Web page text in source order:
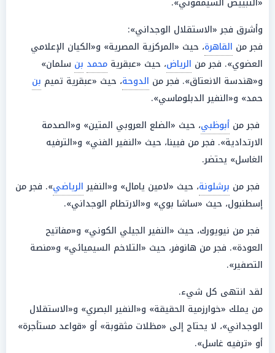
وأشرق فجر «الاستقلال الوجداني»:
فجر من القاهرة، حيث «المركزية المصرية» و«الكيان الإعلامي
العضوي». فجر من الرياض، حيث «عبقرية محمد بن سلمان»
و«هندسة الانعتاق». فجر من الدوحة، حيث «عبقرية تميم بن
حمد» و«النفير الدبلوماسي».
فجر من أبوظبي، حيث «الضلع العروبي المتين» و«الصدمة
الارتدادية». فجر من فيينا، حيث «النفير الفني» و«الترفيه
الغاسل» يحتضر.
فجر من برشلونة، حيث «لامين يامال» و«النفيرالرياضي». فجر من
إسطنبول، حيث «ساشا بوي» و«الارتطام الوجداني».
فجر من نيويورك، حيث «النفير الجيلي الكوني» و«مفاتيح
العودة». فجر من هانوفر، حيث «التلاخم السيميائي» و«منصة
التصفير».
لقد انتهى كل شيء.
من يملك «خوارزمية الحقيقة» و«النفير البصري» و«الاستقلال
الوجداني»، لا يحتاج إلى «مظلات مثقوبة» أو «قواعد مستأجرة»
أو «ترفيه غاسل».